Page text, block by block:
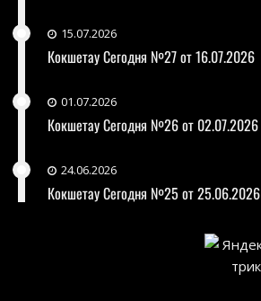
15.07.2026
Кокшетау Сегодня №27 от 16.07.2026
01.07.2026
Кокшетау Сегодня №26 от 02.07.2026
24.06.2026
Кокшетау Сегодня №25 от 25.06.2026